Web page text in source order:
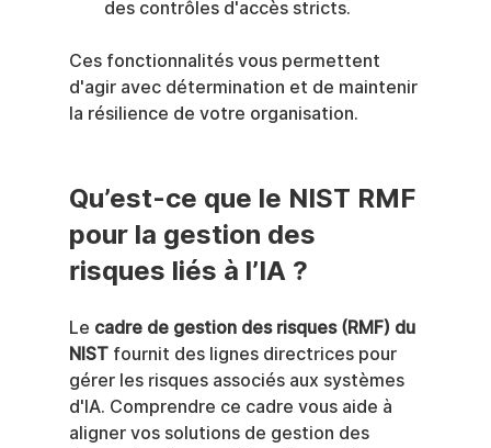
des contrôles d'accès stricts.
Ces fonctionnalités vous permettent
d'agir avec détermination et de maintenir
la résilience de votre organisation.
Qu’est-ce que le NIST RMF
pour la gestion des
risques liés à l’IA ?
Le cadre de gestion des risques (RMF) du
NIST fournit des lignes directrices pour
gérer les risques associés aux systèmes
d'IA. Comprendre ce cadre vous aide à
aligner vos solutions de gestion des